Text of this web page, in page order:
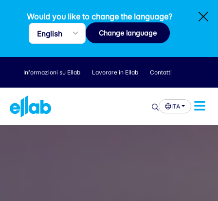
Would you like to change the language?
Change language
Informazioni su Ellab Lavorare in Ellab Contatti
ITA